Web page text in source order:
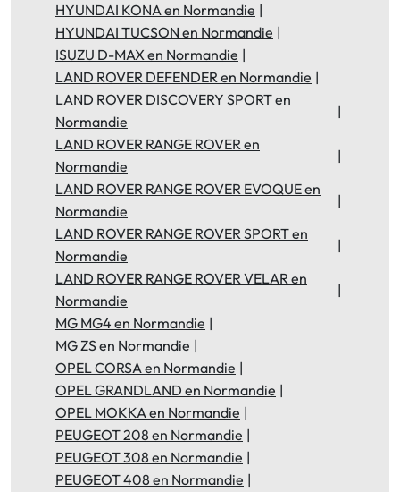
HYUNDAI KONA en Normandie
HYUNDAI TUCSON en Normandie
ISUZU D-MAX en Normandie
LAND ROVER DEFENDER en Normandie
LAND ROVER DISCOVERY SPORT en
Normandie
LAND ROVER RANGE ROVER en
Normandie
LAND ROVER RANGE ROVER EVOQUE en
Normandie
LAND ROVER RANGE ROVER SPORT en
Normandie
LAND ROVER RANGE ROVER VELAR en
Normandie
MG MG4 en Normandie
MG ZS en Normandie
OPEL CORSA en Normandie
OPEL GRANDLAND en Normandie
OPEL MOKKA en Normandie
PEUGEOT 208 en Normandie
PEUGEOT 308 en Normandie
PEUGEOT 408 en Normandie